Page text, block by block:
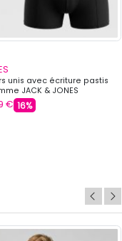
unis avec écriture pastis
JACK & JONES
€ 16%